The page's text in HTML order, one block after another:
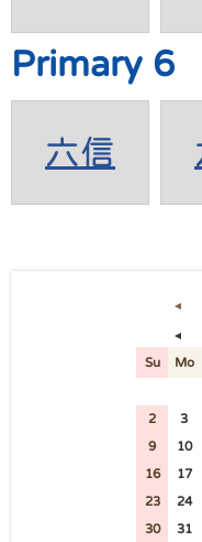
Primary 6
六信
◄
◄
Su Mo
2 3
9 10
16 17
23 24
30 31